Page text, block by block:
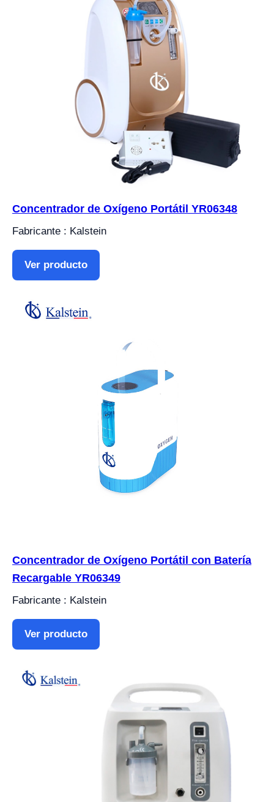
Concentrador de Oxígeno Portátil YR06348
Fabricante : Kalstein
Ver producto
Concentrador de Oxígeno Portátil con Batería
Recargable YR06349
Fabricante : Kalstein
Ver producto